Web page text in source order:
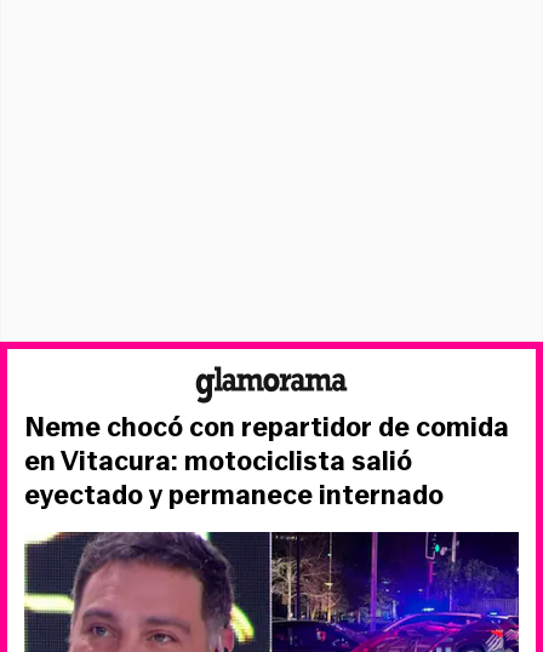
Neme chocó con repartidor de comida
en Vitacura: motociclista salió
eyectado y permanece internado